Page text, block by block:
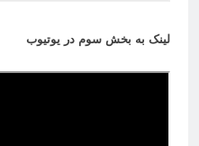
لینک به بخش سوم در یوتیوب